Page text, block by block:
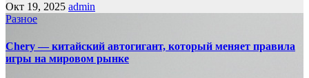
Окт 19, 2025 admin
Разное
Chery — китайский автогигант, который меняет правила
игры на мировом рынке